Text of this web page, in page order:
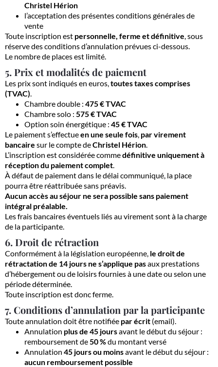
Christel Hérion
l’acceptation des présentes conditions générales de
vente
Toute inscription est personnelle, ferme et définitive, sous
réserve des conditions d’annulation prévues ci-dessous.
Le nombre de places est limité.
5. Prix et modalités de paiement
Les prix sont indiqués en euros,toutes taxes comprises
(TVAC).
Chambre double : 475 € TVAC
Chambre solo : 575 € TVAC
Option soin énergétique : 45 € TVAC
Le paiement s’effectueen une seule fois, par virement
bancaire sur le compte deChristel Hérion.
L’inscription est considérée commedéfinitive uniquement à
réception du paiement complet.
À défaut de paiement dans le délai communiqué, la place
pourra être réattribuée sans préavis.
Aucun accès au séjour ne sera possible sans paiement
intégral préalable.
Les frais bancaires éventuels liés au virement sont à la charge
de la participante.
6. Droit de rétraction
Conformément à la législation européenne, le droit de
rétractation de 14 jours ne s’applique pasaux prestations
d’hébergement ou de loisirs fournies à une date ou selon une
période déterminée.
Toute inscription est donc ferme.
7. Conditions d’annulation par la participante
Toute annulation doit être notifiée par écrit (email).
Annulation plus de 45 joursavant le début du séjour :
remboursement de50 %du montant versé
Annulation 45 jours ou moinsavant le début du séjour :
aucun remboursement possible